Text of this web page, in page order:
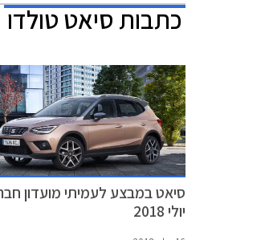
כתבותסיאט טולדו
סיאט במבצע לעמיתי מועדון
יולי 2018